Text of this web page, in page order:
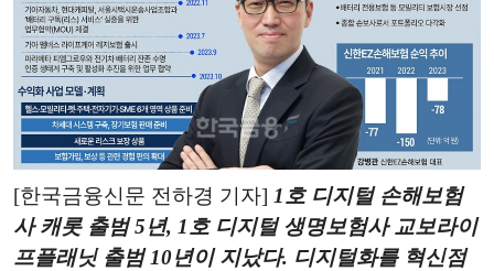
[한국금융신문 전하경 기자] 1호 디지털 손해보험
사 캐롯 출범 5년, 1호 디지털 생명보험사 교보라이
프플래닛 출범 10년이 지났다. 디지털화를 혁신점